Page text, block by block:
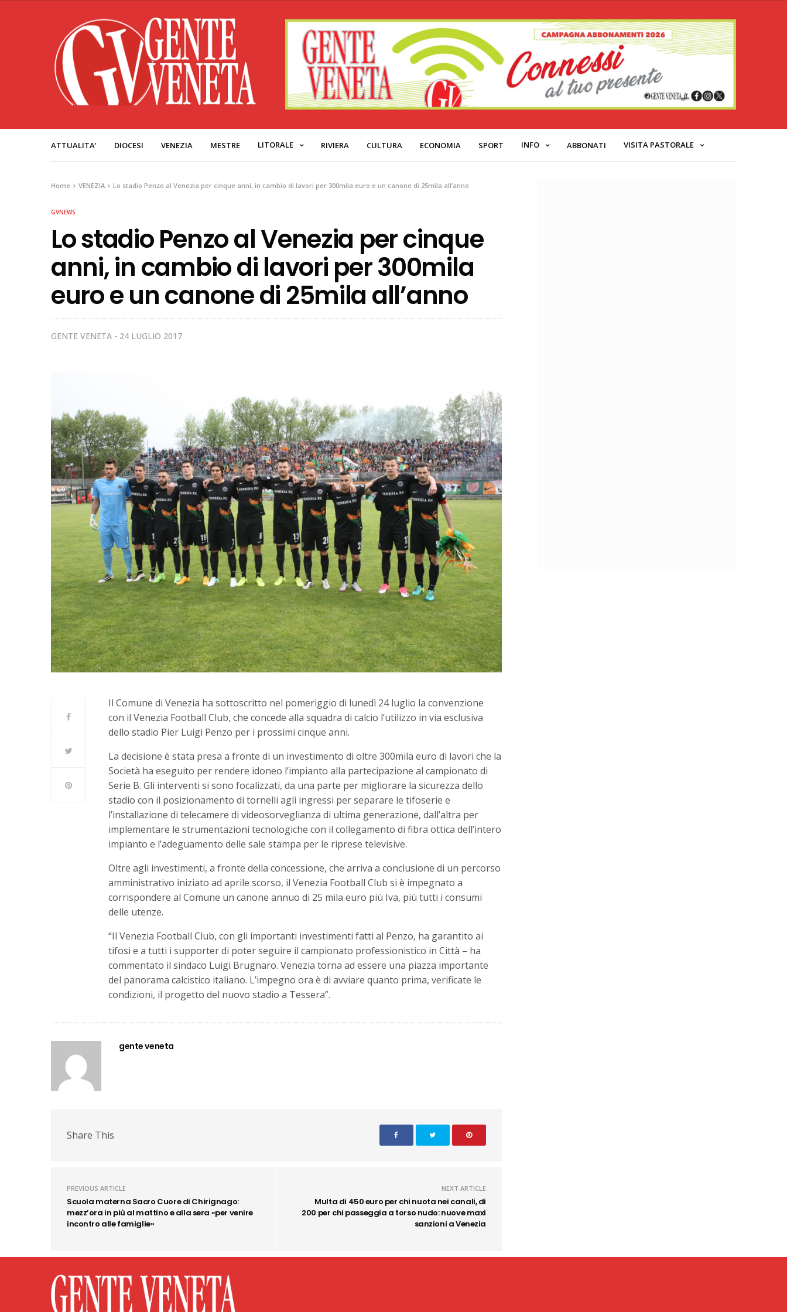
ATTUALITA’ DIOCESI VENEZIA MESTRE LITORALE RIVIERA CULTURA ECONOMIA SPORT INFO ABBONATI VISITA PASTORALE
Home VENEZIA Lo stadio Penzo al Venezia per cinque anni, in cambio di lavori per 300mila euro e un canone di 25mila all’anno
GVNEWS
Lo stadio Penzo al Venezia per cinque
anni, in cambio di lavori per 300mila
euro e un canone di 25mila all’anno
GENTE VENETA 24 LUGLIO 2017
Il Comune di Venezia ha sottoscritto nel pomeriggio di lunedì 24 luglio la convenzione
con il Venezia Football Club, che concede alla squadra di calcio l’utilizzo in via esclusiva
dello stadio Pier Luigi Penzo per i prossimi cinque anni.
La decisione è stata presa a fronte di un investimento di oltre 300mila euro di lavori che la
Società ha eseguito per rendere idoneo l’impianto alla partecipazione al campionato di
Serie B. Gli interventi si sono focalizzati, da una parte per migliorare la sicurezza dello
stadio con il posizionamento di tornelli agli ingressi per separare le tifoserie e
l’installazione di telecamere di videosorveglianza di ultima generazione, dall’altra per
implementare le strumentazioni tecnologiche con il collegamento di fibra ottica dell’intero
impianto e l’adeguamento delle sale stampa per le riprese televisive.
Oltre agli investimenti, a fronte della concessione, che arriva a conclusione di un percorso
amministrativo iniziato ad aprile scorso, il Venezia Football Club si è impegnato a
corrispondere al Comune un canone annuo di 25 mila euro più Iva, più tutti i consumi
delle utenze.
“Il Venezia Football Club, con gli importanti investimenti fatti al Penzo, ha garantito ai
tifosi e a tutti i supporter di poter seguire il campionato professionistico in Città – ha
commentato il sindaco Luigi Brugnaro. Venezia torna ad essere una piazza importante
del panorama calcistico italiano. L’impegno ora è di avviare quanto prima, verificate le
condizioni, il progetto del nuovo stadio a Tessera”.
gente veneta
Share This
PREVIOUS ARTICLE
Scuola materna Sacro Cuore di Chirignago:
mezz’ora in più al mattino e alla sera «per venire
incontro alle famiglie»
NEXT ARTICLE
Multa di 450 euro per chi nuota nei canali, di
200 per chi passeggia a torso nudo: nuove maxi
sanzioni a Venezia